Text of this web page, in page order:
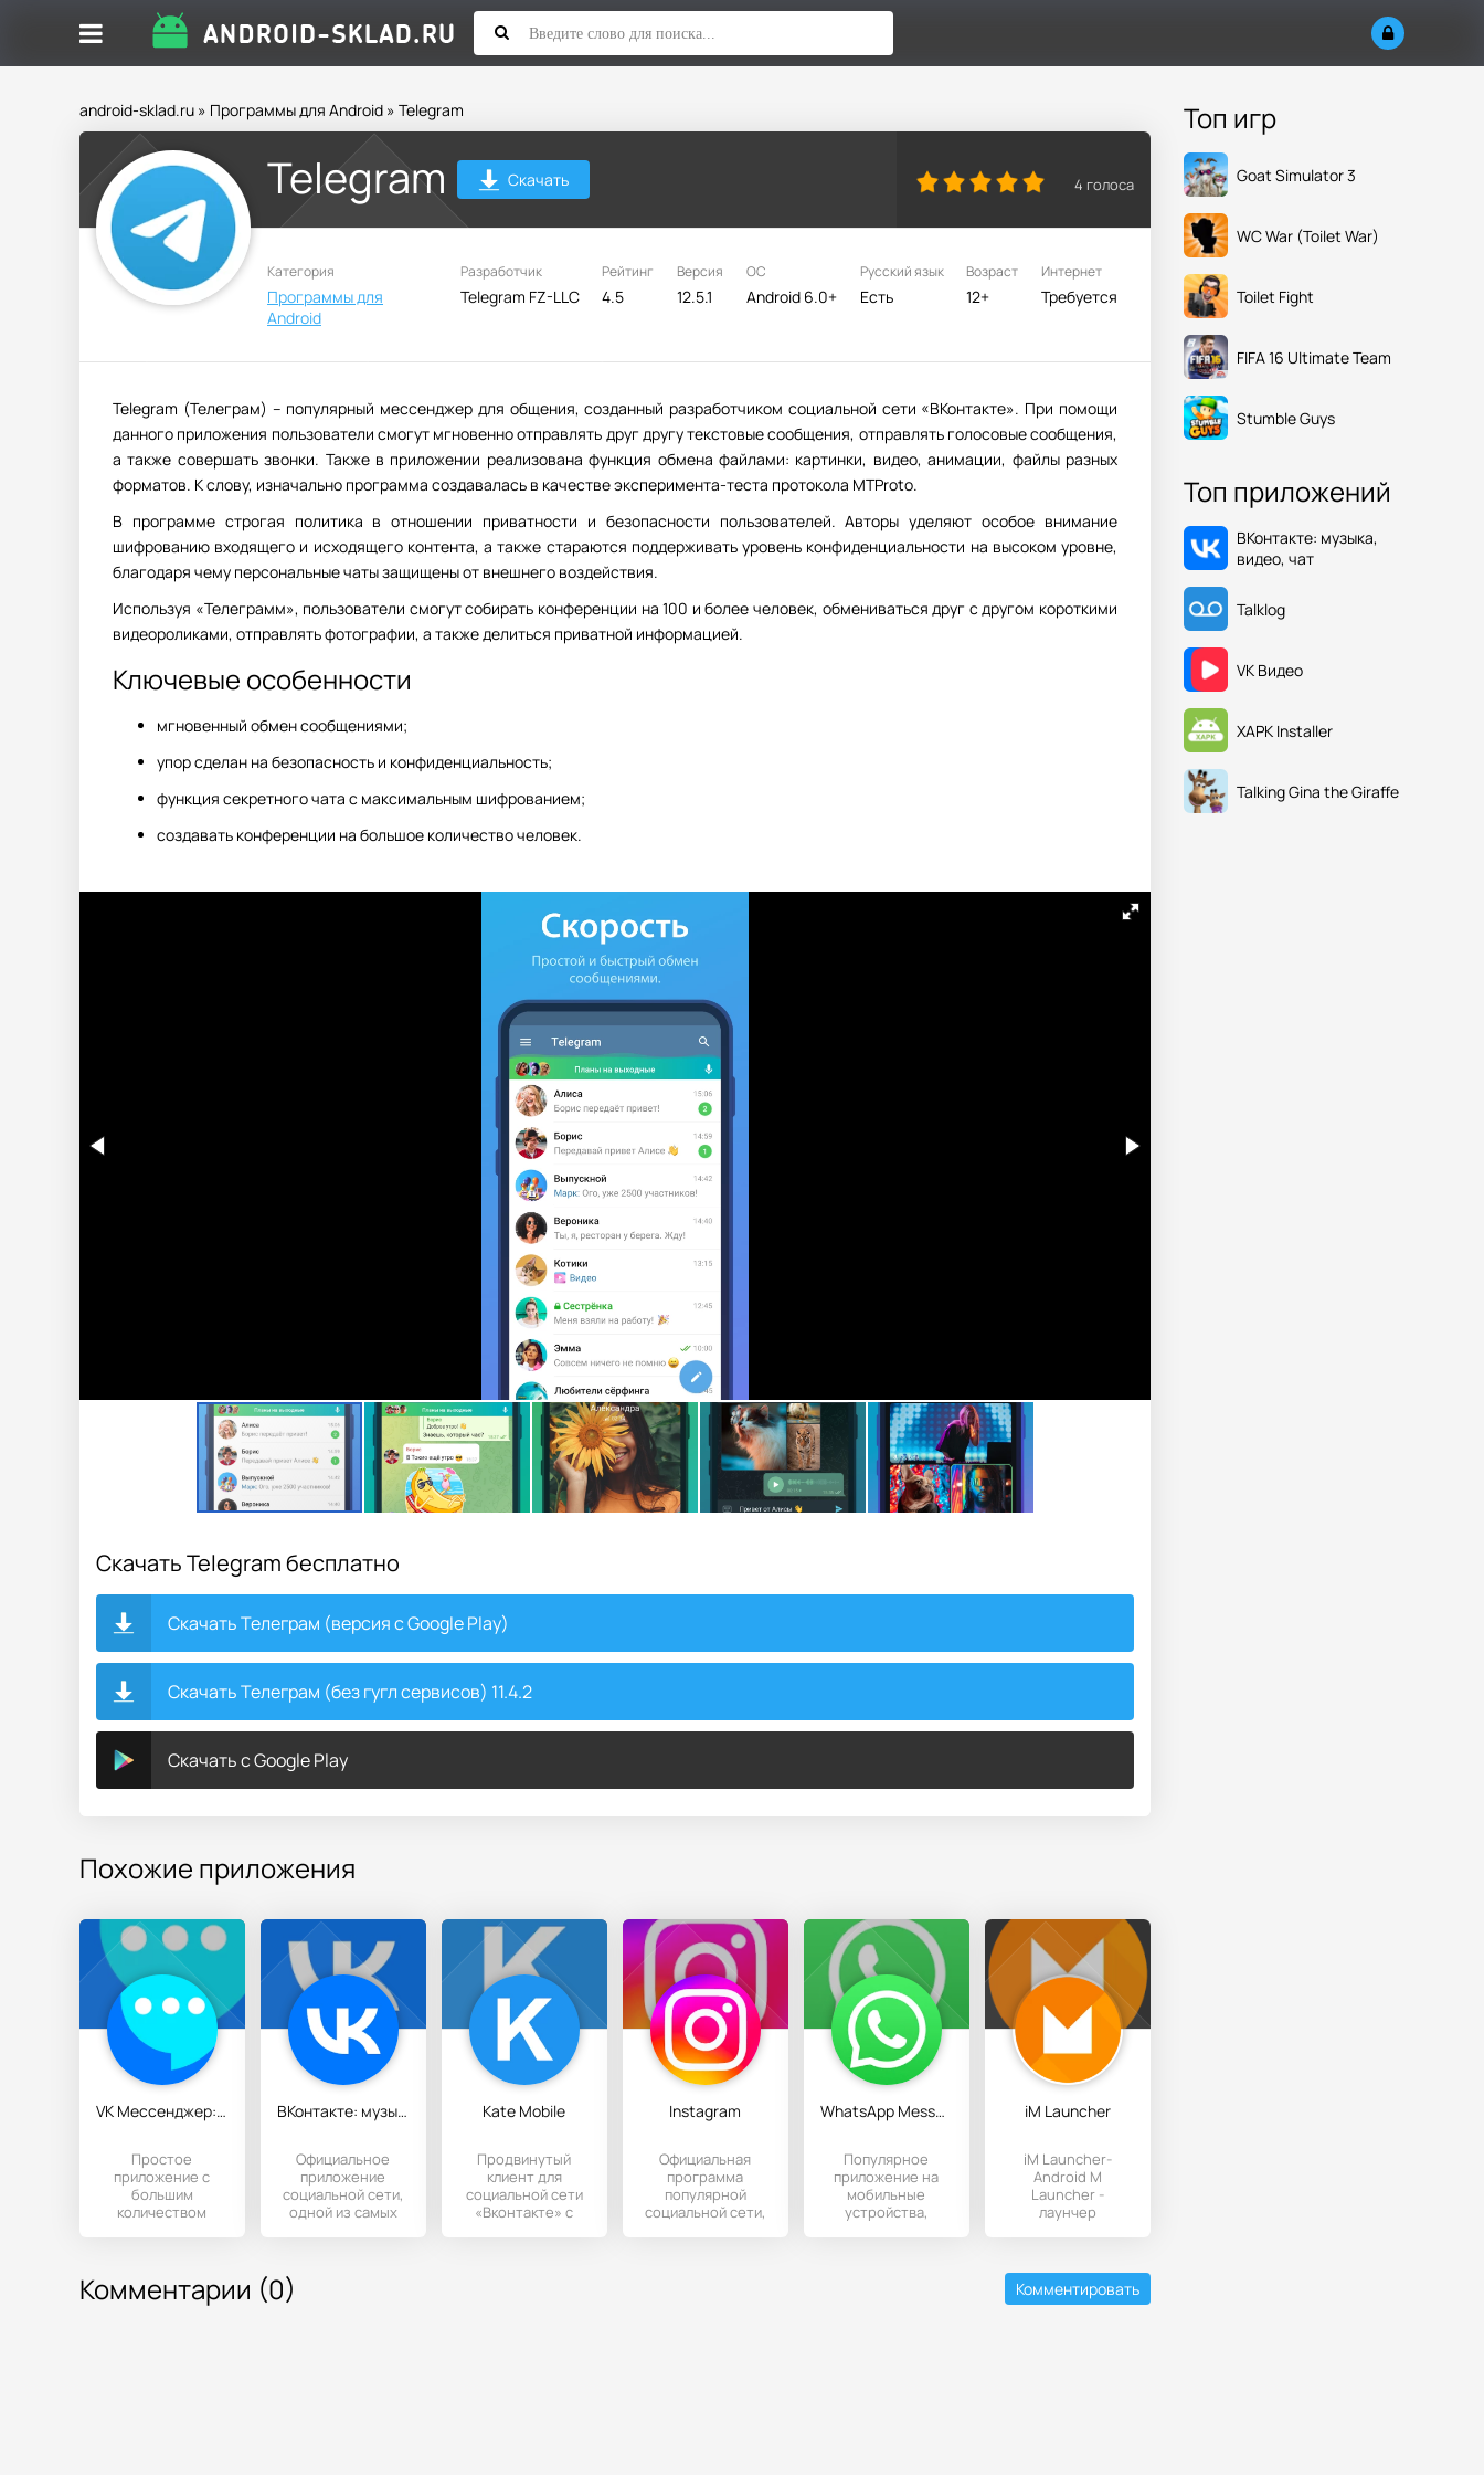
android-sklad.ru » Программы для Android » Telegram
Telegram Скачать 4 голоса
Категория
Программы для
Android
Разработчик
Telegram FZ-LLC
Рейтинг
4.5
Версия
12.5.1
ОС
Android 6.0+
Русский язык
Есть
Возраст
12+
Интернет
Требуется
Telegram (Телеграм) – популярный мессенджер для общения, созданный разработчиком социальной сети «ВКонтакте». При помощи
данного приложения пользователи смогут мгновенно отправлять друг другу текстовые сообщения, отправлять голосовые сообщения,
а также совершать звонки. Также в приложении реализована функция обмена файлами: картинки, видео, анимации, файлы разных
форматов. К слову, изначально программа создавалась в качестве эксперимента-теста протокола MTProto.
В программе строгая политика в отношении приватности и безопасности пользователей. Авторы уделяют особое внимание
шифрованию входящего и исходящего контента, а также стараются поддерживать уровень конфиденциальности на высоком уровне,
благодаря чему персональные чаты защищены от внешнего воздействия.
Используя «Телеграмм», пользователи смогут собирать конференции на 100 и более человек, обмениваться друг с другом короткими
видеороликами, отправлять фотографии, а также делиться приватной информацией.
Ключевые особенности
мгновенный обмен сообщениями;
упор сделан на безопасность и конфиденциальность;
функция секретного чата с максимальным шифрованием;
создавать конференции на большое количество человек.
Скачать Telegram бесплатно
Скачать Телеграм (версия с Google Play)
Скачать Телеграм (без гугл сервисов) 11.4.2
Скачать с Google Play
Похожие приложения
VK Мессенджер: Общение и звонки
Простое
приложение с
большим
количеством
обменом
контентом.
ВКонтакте: музыка, видео, чат
Официальное
приложение
социальной сети,
одной из самых
Kate Mobile
Продвинутый
клиент для
социальной сети
«Вконтакте» с
Instagram
Официальная
программа
популярной
социальной сети,
WhatsApp Messenger
Популярное
приложение на
мобильные
устройства,
iM Launcher
iM Launcher-
Android M
Launcher -
лаунчер
Комментарии (0) Комментировать
Топ игр
Goat Simulator 3
WC War (Toilet War)
Toilet Fight
FIFA 16 Ultimate Team
Stumble Guys
Топ приложений
ВКонтакте: музыка,
видео, чат
Talklog
VK Видео
XAPK Installer
Talking Gina the Giraffe